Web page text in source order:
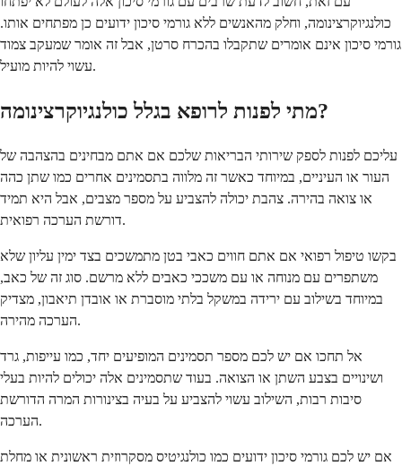
כולנגיוקרצינומה, וחלק מהאנשים ללא גורמי סיכון ידועים כן מפתחים אותו.
גורמי סיכון אינם אומרים שתקבלו בהכרח סרטן, אבל זה אומר שמעקב צמוד
עשוי להיות מועיל.
מתי לפנות לרופא בגלל כולנגיוקרצינומה?
עליכם לפנות לספק שירותי הבריאות שלכם אם אתם מבחינים בהצהבה של
העור או העיניים, במיוחד כאשר זה מלווה בתסמינים אחרים כמו שתן כהה
או צואה בהירה. צהבת יכולה להצביע על מספר מצבים, אבל היא תמיד
דורשת הערכה רפואית.
בקשו טיפול רפואי אם אתם חווים כאבי בטן מתמשכים בצד ימין עליון שלא
משתפרים עם מנוחה או עם משככי כאבים ללא מרשם. סוג זה של כאב,
במיוחד בשילוב עם ירידה במשקל בלתי מוסברת או אובדן תיאבון, מצדיק
הערכה מהירה.
אל תחכו אם יש לכם מספר תסמינים המופיעים יחד, כמו עייפות, גרד
ושינויים בצבע השתן או הצואה. בעוד שתסמינים אלה יכולים להיות בעלי
סיבות רבות, השילוב עשוי להצביע על בעיה בצינורות המרה הדורשת
הערכה.
אם יש לכם גורמי סיכון ידועים כמו כולנגיטיס מסקרוזית ראשונית או מחלת